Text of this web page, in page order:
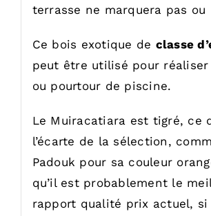
terrasse ne marquera pas ou
Ce bois exotique de classe
peut être utilisé pour
ou pourtour de piscine.
Le Muiracatiara est tigré, ce
l’écarte de la sélection,
Padouk pour sa couleur
qu’il est probablement le
rapport qualité prix actuel, si